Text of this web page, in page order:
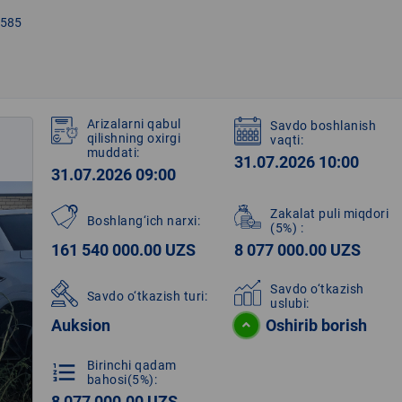
Arizalarni qabul
qilishning oxirgi
muddati:
31.07.2026 09:00
Savdo boshlanish
vaqti:
31.07.2026 10:00
Boshlang‘ich narxi:
161 540 000.00 UZS
Zakalat puli miqdori
(5%) :
8 077 000.00 UZS
Savdo o‘tkazish turi:
Auksion
Savdo o‘tkazish
uslubi:
Oshirib borish
format_list_numbered
Birinchi qadam
bahosi(5%):